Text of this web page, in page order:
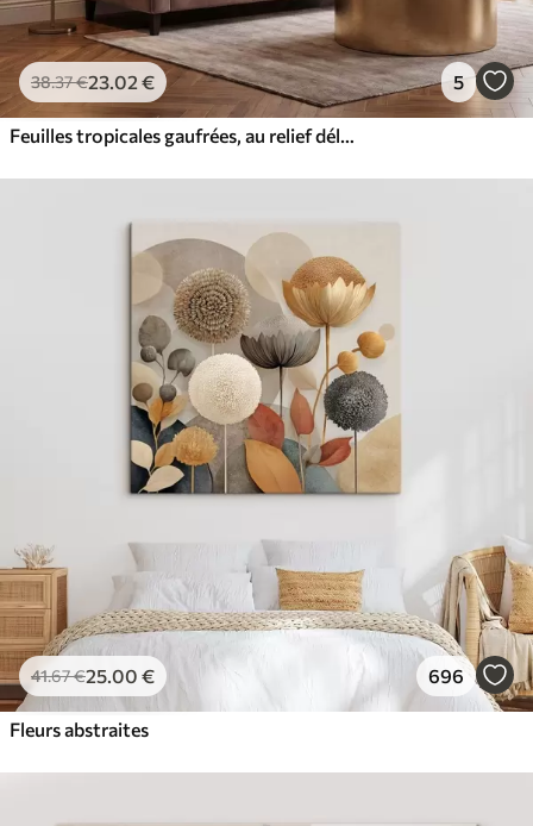
38.37€23.02 € 5
Feuilles tropicales gaufrées, au relief délicat, dans des tons beiges chauds
41.67€25.00 € 696
Fleurs abstraites